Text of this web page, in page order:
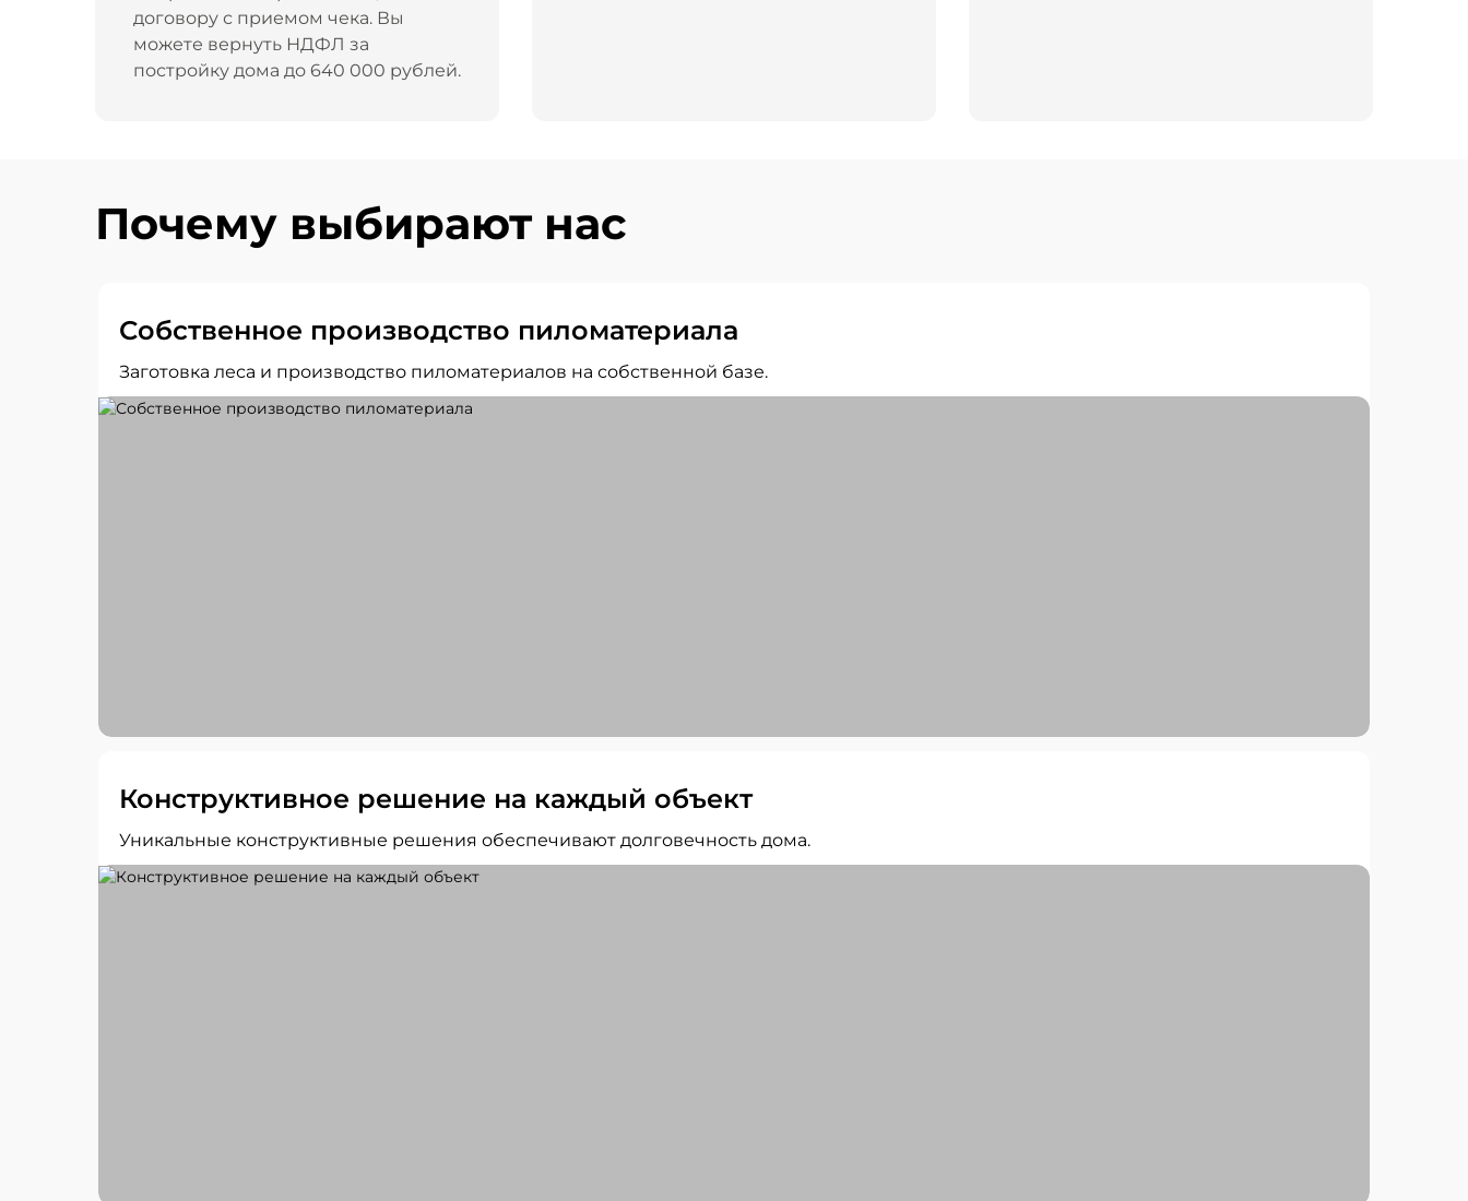
договору с приемом чека. Вы
можете вернуть НДФЛ за
постройку дома до 640 000 рублей.
Почему выбирают нас
Собственное производство пиломатериала
Заготовка леса и производство пиломатериалов на собственной базе.
Конструктивное решение на каждый объект
Уникальные конструктивные решения обеспечивают долговечность дома.